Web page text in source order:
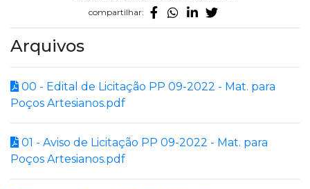
compartilhar:
Arquivos
00 - Edital de Licitação PP 09-2022 - Mat. para
Poços Artesianos.pdf
01 - Aviso de Licitação PP 09-2022 - Mat. para
Poços Artesianos.pdf